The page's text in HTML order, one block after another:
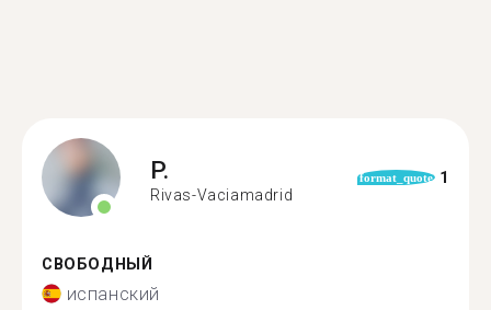
P.
Rivas-Vaciamadrid
format_quote 1
СВОБОДНЫЙ
испанский